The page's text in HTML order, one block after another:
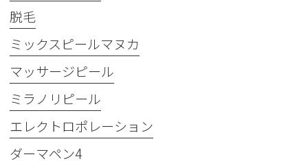
脱毛
ミックスピールマヌカ
マッサージピール
ミラノリピール
エレクトロポレーション
ダーマペン4